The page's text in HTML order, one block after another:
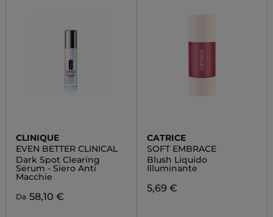
CLINIQUE
EVEN BETTER CLINICAL
Dark Spot Clearing
Serum - Siero Anti
Macchie
Da 58,10 €
CATRICE
SOFT EMBRACE
Blush Liquido
Illuminante
5,69 €